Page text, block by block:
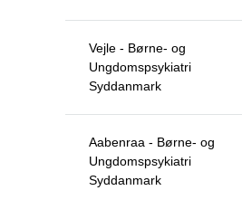
Vejle - Børne- og
Ungdomspsykiatri
Syddanmark
Aabenraa - Børne- og
Ungdomspsykiatri
Syddanmark